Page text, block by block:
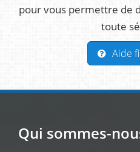
pour vous permettre de
toute
Aide
Qui sommes-